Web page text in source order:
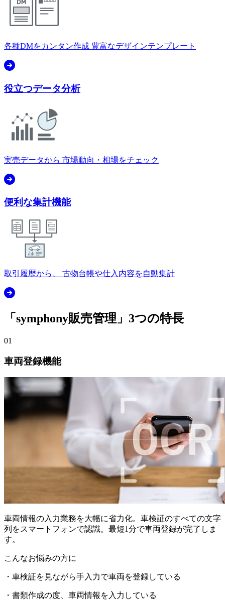
各種DMをカンタン作成 豊富なデザインテンプレート
役立つデータ分析
実売データから 市場動向・相場をチェック
便利な集計機能
取引履歴から、 古物台帳や仕入内容を自動集計
「symphony販売管理」3つの特長
01
車両登録機能
車両情報の入力業務を大幅に省力化。車検証のすべての文字
列をスマートフォンで認識。最短1分で車両登録が完了しま
す。
こんなお悩みの方に
・車検証を見ながら手入力で車両を登録している
・書類作成の度、車両情報を入力している